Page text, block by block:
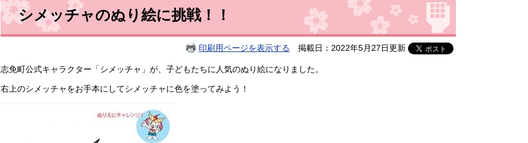
シメッチャのぬり絵に挑戦！！
印刷用ページを表示する 掲載日：2022年5月27日更新
志免町公式キャラクター「シメッチャ」が、​子どもたちに人気のぬり絵になりました。
右上のシメッチャをお手本にしてシメッチャに色を塗ってみよう！